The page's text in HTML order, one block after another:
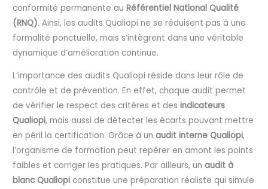
conformité permanente auRéférentiel National Qualité
(RNQ). Ainsi, les audits Qualiopi ne se réduisent pas à une
formalité ponctuelle, mais s’intègrent dans une véritable
dynamique d’amélioration continue.
L’importance des audits Qualiopi réside dans leur rôle de
contrôle et de prévention. En effet, chaque audit permet
de vérifier le respect des critères et desindicateurs
Qualiopi, mais aussi de détecter les écarts pouvant mettre
en péril la certification. Grâce à unaudit interne Qualiopi,
l’organisme de formation peut repérer en amont les points
faibles et corriger les pratiques. Par ailleurs, unaudit à
blanc Qualiopi constitue une préparation réaliste qui simule